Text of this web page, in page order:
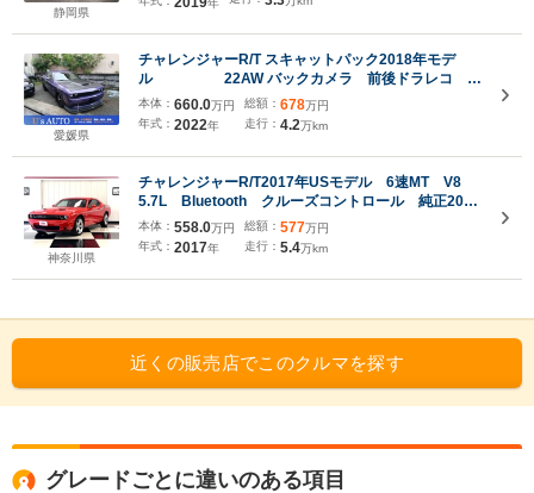
静岡県
愛媛県
チャレンジャーR/T スキャットパック2018年モデ
ル 22AW バックカメラ 前後ドラレコ ボ
ンネットラッピング
本体： 660.0万円
年式： 2022年
総額： 678万円
走行： 4.2万km
神奈川県
チャレンジャーR/T2017年USモデル 6速MT V8
5.7L Bluetooth クルーズコントロール 純正20イ
ンチAW サイドデカール リアスポイラー
本体： 558.0万円
年式： 2017年
総額： 577万円
走行： 5.4万km
近くの販売店でこのクルマを探す
グレードごとに違いのある項目